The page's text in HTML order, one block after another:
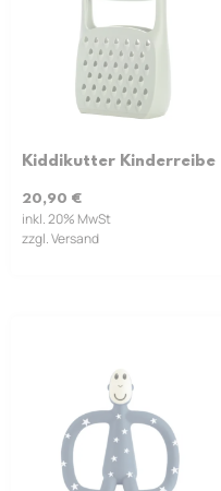
Kiddikutter Kinderreibe
20,90 €
inkl. 20% MwSt
zzgl. Versand